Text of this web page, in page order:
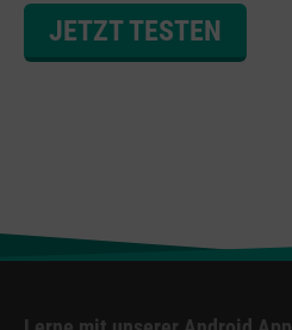
JETZT TESTEN